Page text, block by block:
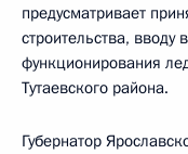
предусматривает
строительства, вводу
функционирования
Тутаевского района.
Губернатор